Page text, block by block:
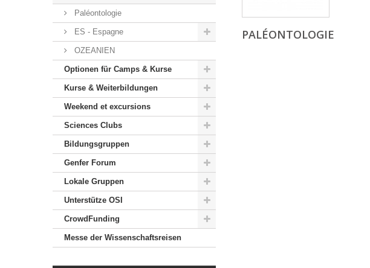
Paléontologie
ES - Espagne
OZEANIEN
Optionen für Camps & Kurse
Kurse & Weiterbildungen
Weekend et excursions
Sciences Clubs
Bildungsgruppen
Genfer Forum
Lokale Gruppen
Unterstütze OSI
CrowdFunding
Messe der Wissenschaftsreisen
PALÉONTOLOGIE